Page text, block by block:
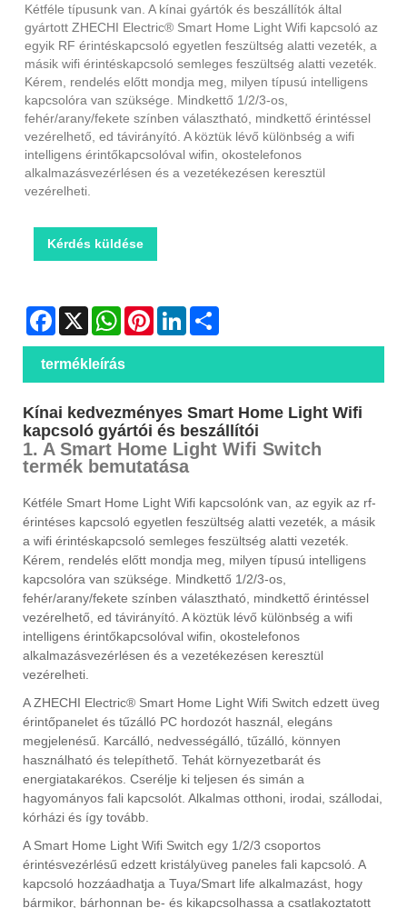
Kétféle típusunk van. A kínai gyártók és beszállítók által
gyártott ZHECHI Electric® Smart Home Light Wifi kapcsoló az
egyik RF érintéskapcsoló egyetlen feszültség alatti vezeték, a
másik wifi érintéskapcsoló semleges feszültség alatti vezeték.
Kérem, rendelés előtt mondja meg, milyen típusú intelligens
kapcsolóra van szüksége. Mindkettő 1/2/3-os,
fehér/arany/fekete színben választható, mindkettő érintéssel
vezérelhető, ed távirányító. A köztük lévő különbség a wifi
intelligens érintőkapcsolóval wifin, okostelefonos
alkalmazásvezérlésen és a vezetékezésen keresztül
vezérelheti.
Kérdés küldése
Facebook
X WhatsAppPinterestLinkedIn
termékleírás
Kínai kedvezményes Smart Home Light Wifi
kapcsoló gyártói és beszállítói
1. A Smart Home Light Wifi Switch
termék bemutatása
Kétféle Smart Home Light Wifi kapcsolónk van, az egyik az rf-
érintéses kapcsoló egyetlen feszültség alatti vezeték, a másik
a wifi érintéskapcsoló semleges feszültség alatti vezeték.
Kérem, rendelés előtt mondja meg, milyen típusú intelligens
kapcsolóra van szüksége. Mindkettő 1/2/3-os,
fehér/arany/fekete színben választható, mindkettő érintéssel
vezérelhető, ed távirányító. A köztük lévő különbség a wifi
intelligens érintőkapcsolóval wifin, okostelefonos
alkalmazásvezérlésen és a vezetékezésen keresztül
vezérelheti.
A ZHECHI Electric® Smart Home Light Wifi Switch edzett üveg
érintőpanelet és tűzálló PC hordozót használ, elegáns
megjelenésű. Karcálló, nedvességálló, tűzálló, könnyen
használható és telepíthető. Tehát környezetbarát és
energiatakarékos. Cserélje ki teljesen és simán a
hagyományos fali kapcsolót. Alkalmas otthoni, irodai, szállodai,
kórházi és így tovább.
A Smart Home Light Wifi Switch egy 1/2/3 csoportos
érintésvezérlésű edzett kristályüveg paneles fali kapcsoló. A
kapcsoló hozzáadhatja a Tuya/Smart life alkalmazást, hogy
bármikor, bárhonnan be- és kikapcsolhassa a csatlakoztatott